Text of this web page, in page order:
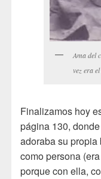
Ama del
vez era
Finalizamos hoy
página 130,
adoraba su
como persona
porque con ella,